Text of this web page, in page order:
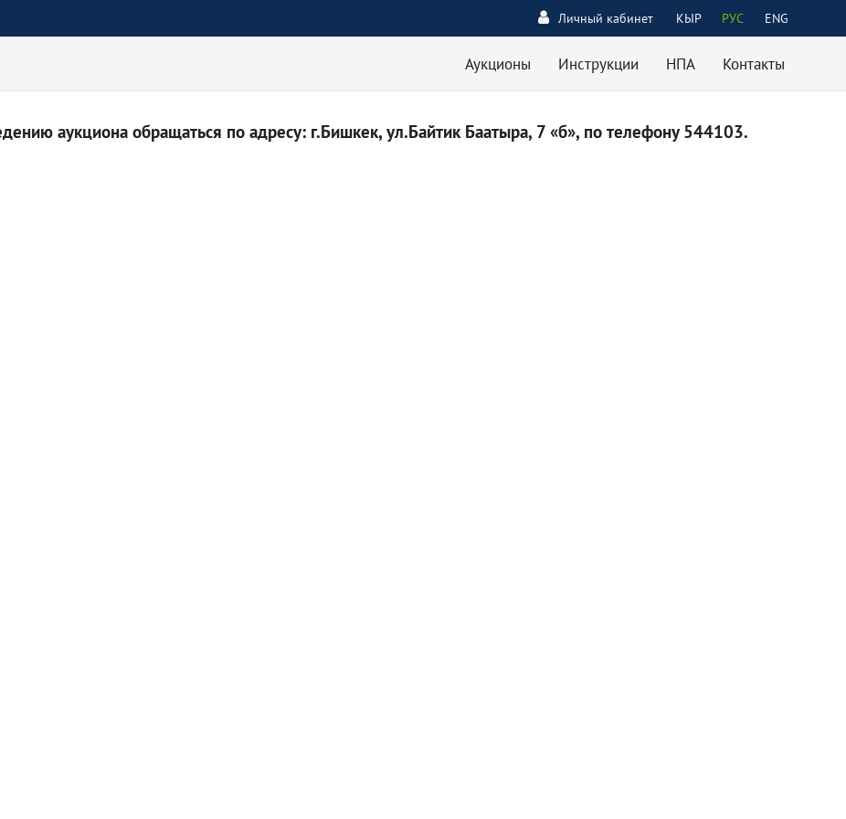
КЫР РУС ENG
Личный кабинет
Аукционы Инструкции НПА Контакты
аукциона обращаться по адресу: г.Бишкек, ул.Байтик Баатыра, 7 «б», по телефону 544103.